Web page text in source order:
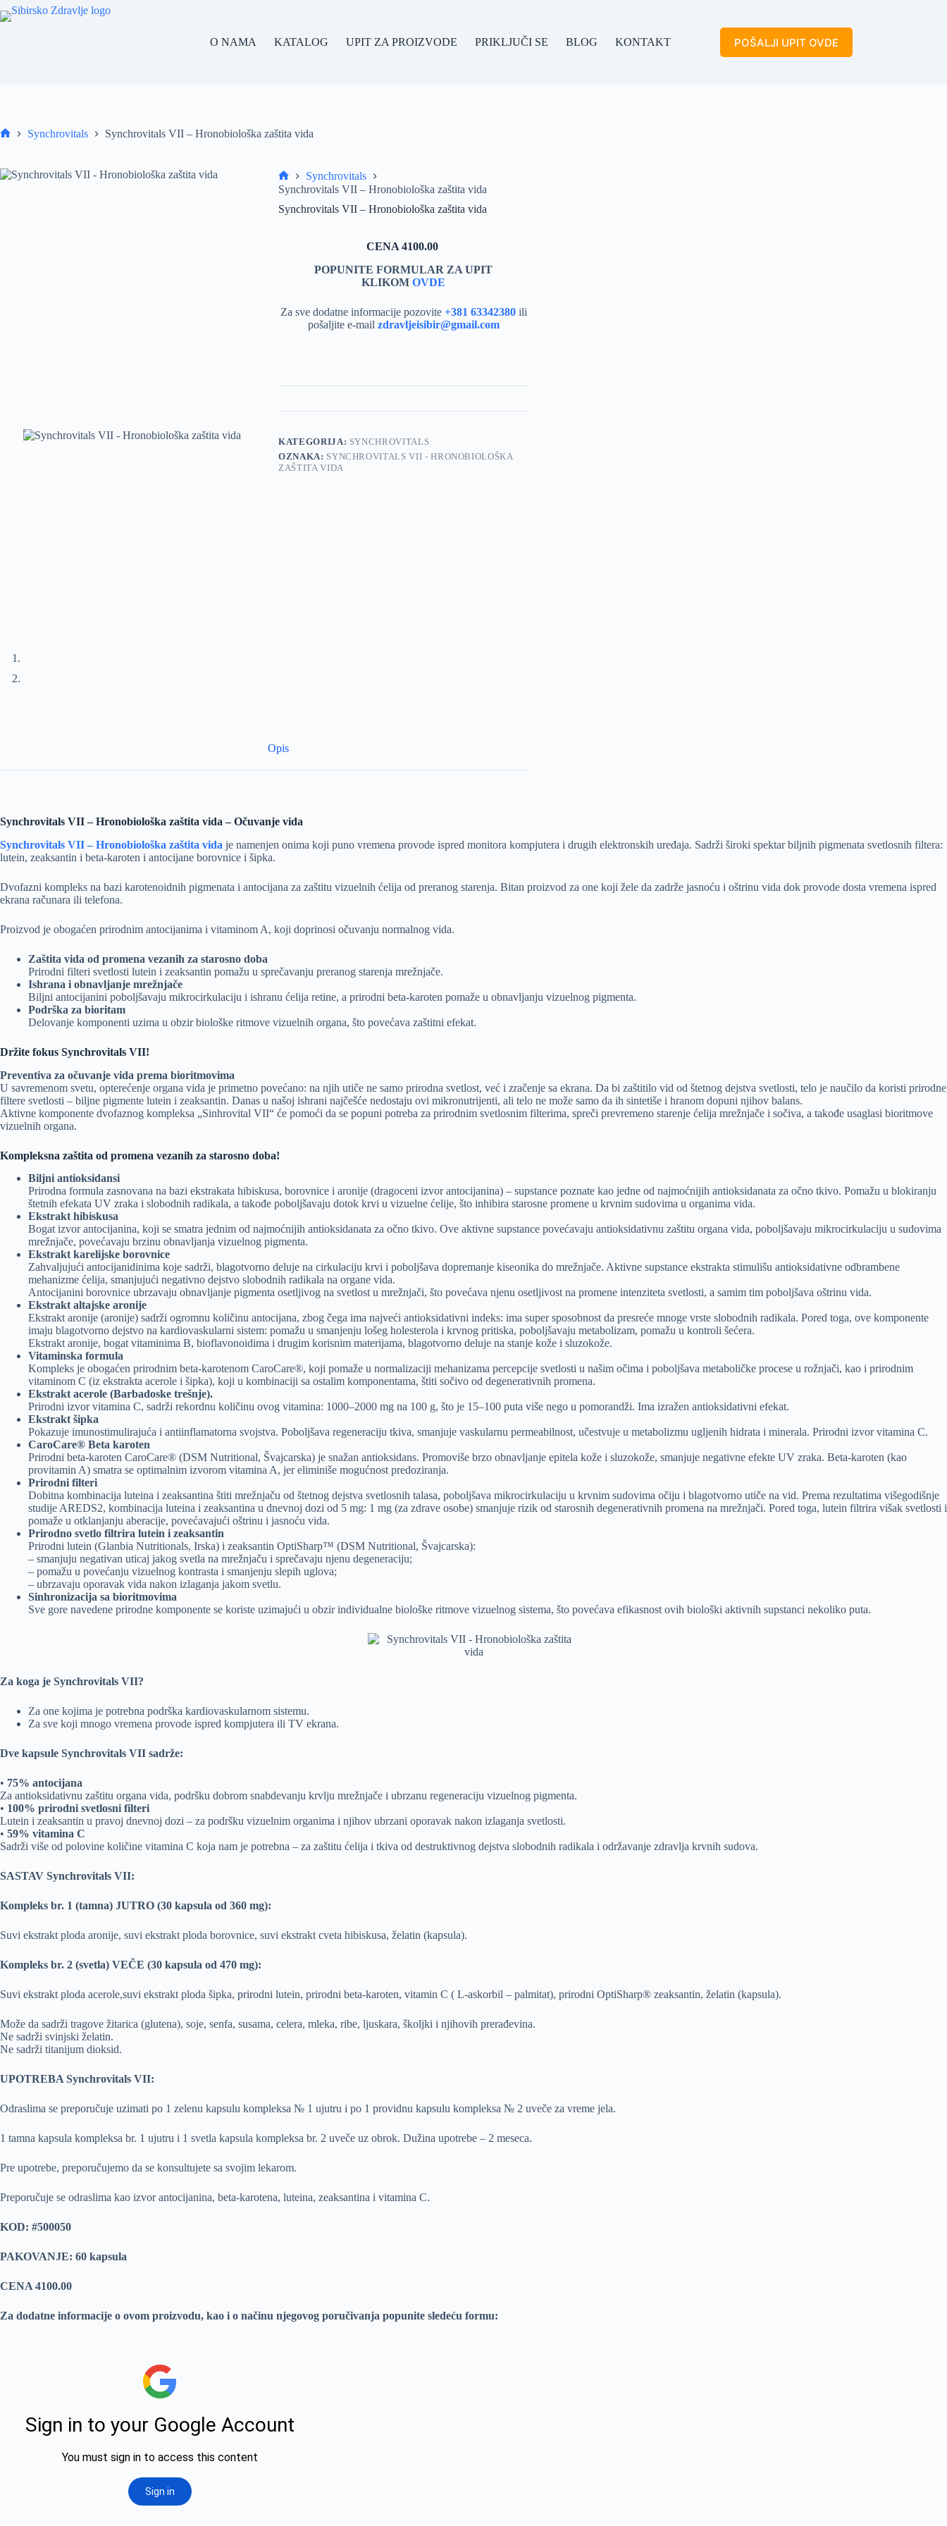
Skip
to
O NAMA
KATALOG UPIT ZA PROIZVODE PRIKLJUČI SE BLOG KONTAKT POŠALJI UPIT OVDE
Synchrovitals Synchrovitals VII – Hronobiološka zaštita vida
Home
Synchrovitals
Synchrovitals VII – Hronobiološka zaštita vida
Synchrovitals VII – Hronobiološka zaštita vida
CENA 4100.00
POPUNITE FORMULAR ZA UPIT
KLIKOM OVDE
Za sve dodatne informacije pozovite +381 63342380 ili
pošaljite e-mail zdravljeisibir@gmail.com
KATEGORIJA: SYNCHROVITALS
OZNAKA: SYNCHROVITALS VII - HRONOBIOLOŠKA
ZAŠTITA VIDA
Opis
Synchrovitals VII – Hronobiološka zaštita vida – Očuvanje vida
Synchrovitals VII – Hronobiološka zaštita vida je namenjen onima koji puno vremena provode ispred monitora kompjutera i drugih elektronskih uređaja. Sadrži široki spektar biljnih pigmenata svetlosnih filtera:
lutein, zeaksantin i beta-karoten i antocijane borovnice i šipka.
Dvofazni kompleks na bazi karotenoidnih pigmenata i antocijana za zaštitu vizuelnih ćelija od preranog starenja. Bitan proizvod za one koji žele da zadrže jasnoću i oštrinu vida dok provode dosta vremena ispred
ekrana računara ili telefona.
Proizvod je obogaćen prirodnim antocijanima i vitaminom A, koji doprinosi očuvanju normalnog vida.
Zaštita vida od promena vezanih za starosno doba
Prirodni filteri svetlosti lutein i zeaksantin pomažu u sprečavanju preranog starenja mrežnjače.
Ishrana i obnavljanje mrežnjače
Biljni antocijanini poboljšavaju mikrocirkulaciju i ishranu ćelija retine, a prirodni beta-karoten pomaže u obnavljanju vizuelnog pigmenta.
Podrška za bioritam
Delovanje komponenti uzima u obzir biološke ritmove vizuelnih organa, što povećava zaštitni efekat.
Držite fokus Synchrovitals VII!
Preventiva za očuvanje vida prema bioritmovima
U savremenom svetu, opterećenje organa vida je primetno povećano: na njih utiče ne samo prirodna svetlost, već i zračenje sa ekrana. Da bi zaštitilo vid od štetnog dejstva svetlosti, telo je naučilo da koristi prirodne
filtere svetlosti – biljne pigmente lutein i zeaksantin. Danas u našoj ishrani najčešće nedostaju ovi mikronutrijenti, ali telo ne može samo da ih sintetiše i hranom dopuni njihov balans.
Aktivne komponente dvofaznog kompleksa „Sinhrovital VII“ će pomoći da se popuni potreba za prirodnim svetlosnim filterima, spreči prevremeno starenje ćelija mrežnjače i sočiva, a takođe usaglasi bioritmove
vizuelnih organa.
Kompleksna zaštita od promena vezanih za starosno doba!
Biljni antioksidansi
Prirodna formula zasnovana na bazi ekstrakata hibiskusa, borovnice i aronije (dragoceni izvor antocijanina) – supstance poznate kao jedne od najmoćnijih antioksidanata za očno tkivo. Pomažu u blokiranju
štetnih efekata UV zraka i slobodnih radikala, a takođe poboljšavaju dotok krvi u vizuelne ćelije, što inhibira starosne promene u krvnim sudovima u organima vida.
Ekstrakt hibiskusa
Bogat izvor antocijanina, koji se smatra jednim od najmoćnijih antioksidanata za očno tkivo. Ove aktivne supstance povećavaju antioksidativnu zaštitu organa vida, poboljšavaju mikrocirkulaciju u sudovima
mrežnjače, povećavaju brzinu obnavljanja vizuelnog pigmenta.
Ekstrakt karelijske borovnice
Zahvaljujući antocijanidinima koje sadrži, blagotvorno deluje na cirkulaciju krvi i poboljšava dopremanje kiseonika do mrežnjače. Aktivne supstance ekstrakta stimulišu antioksidativne odbrambene
mehanizme ćelija, smanjujući negativno dejstvo slobodnih radikala na organe vida.
Antocijanini borovnice ubrzavaju obnavljanje pigmenta osetljivog na svetlost u mrežnjači, što povećava njenu osetljivost na promene intenziteta svetlosti, a samim tim poboljšava oštrinu vida.
Ekstrakt altajske aronije
Ekstrakt aronije (aronije) sadrži ogromnu količinu antocijana, zbog čega ima najveći antioksidativni indeks: ima super sposobnost da presreće mnoge vrste slobodnih radikala. Pored toga, ove komponente
imaju blagotvorno dejstvo na kardiovaskularni sistem: pomažu u smanjenju lošeg holesterola i krvnog pritiska, poboljšavaju metabolizam, pomažu u kontroli šećera.
Ekstrakt aronije, bogat vitaminima B, bioflavonoidima i drugim korisnim materijama, blagotvorno deluje na stanje kože i sluzokože.
Vitaminska formula
Kompleks je obogaćen prirodnim beta-karotenom CaroCare®, koji pomaže u normalizaciji mehanizama percepcije svetlosti u našim očima i poboljšava metaboličke procese u rožnjači, kao i prirodnim
vitaminom C (iz ekstrakta acerole i šipka), koji u kombinaciji sa ostalim komponentama, štiti sočivo od degenerativnih promena.
Ekstrakt acerole (Barbadoske trešnje).
Prirodni izvor vitamina C, sadrži rekordnu količinu ovog vitamina: 1000–2000 mg na 100 g, što je 15–100 puta više nego u pomorandži. Ima izražen antioksidativni efekat.
Ekstrakt šipka
Pokazuje imunostimulirajuća i antiinflamatorna svojstva. Poboljšava regeneraciju tkiva, smanjuje vaskularnu permeabilnost, učestvuje u metabolizmu ugljenih hidrata i minerala. Prirodni izvor vitamina C.
CaroCare® Beta karoten
Prirodni beta-karoten CaroCare® (DSM Nutritional, Švajcarska) je snažan antioksidans. Promoviše brzo obnavljanje epitela kože i sluzokože, smanjuje negativne efekte UV zraka. Beta-karoten (kao
provitamin A) smatra se optimalnim izvorom vitamina A, jer eliminiše mogućnost predoziranja.
Prirodni filteri
Dobitna kombinacija luteina i zeaksantina štiti mrežnjaču od štetnog dejstva svetlosnih talasa, poboljšava mikrocirkulaciju u krvnim sudovima očiju i blagotvorno utiče na vid. Prema rezultatima višegodišnje
studije AREDS2, kombinacija luteina i zeaksantina u dnevnoj dozi od 5 mg: 1 mg (za zdrave osobe) smanjuje rizik od starosnih degenerativnih promena na mrežnjači. Pored toga, lutein filtrira višak svetlosti i
pomaže u otklanjanju aberacije, povećavajući oštrinu i jasnoću vida.
Prirodno svetlo filtrira lutein i zeaksantin
Prirodni lutein (Glanbia Nutritionals, Irska) i zeaksantin OptiSharp™ (DSM Nutritional, Švajcarska):
– smanjuju negativan uticaj jakog svetla na mrežnjaču i sprečavaju njenu degeneraciju;
– pomažu u povećanju vizuelnog kontrasta i smanjenju slepih uglova;
– ubrzavaju oporavak vida nakon izlaganja jakom svetlu.
Sinhronizacija sa bioritmovima
Sve gore navedene prirodne komponente se koriste uzimajući u obzir individualne biološke ritmove vizuelnog sistema, što povećava efikasnost ovih biološki aktivnih supstanci nekoliko puta.
Za koga je Synchrovitals VII?
Za one kojima je potrebna podrška kardiovaskularnom sistemu.
Za sve koji mnogo vremena provode ispred kompjutera ili TV ekrana.
Dve kapsule Synchrovitals VII sadrže:
• 75% antocijana
Za antioksidativnu zaštitu organa vida, podršku dobrom snabdevanju krvlju mrežnjače i ubrzanu regeneraciju vizuelnog pigmenta.
• 100% prirodni svetlosni filteri
Lutein i zeaksantin u pravoj dnevnoj dozi – za podršku vizuelnim organima i njihov ubrzani oporavak nakon izlaganja svetlosti.
• 59% vitamina C
Sadrži više od polovine količine vitamina C koja nam je potrebna – za zaštitu ćelija i tkiva od destruktivnog dejstva slobodnih radikala i održavanje zdravlja krvnih sudova.
SASTAV Synchrovitals VII:
Kompleks br. 1 (tamna) JUTRO (30 kapsula od 360 mg):
Suvi ekstrakt ploda aronije, suvi ekstrakt ploda borovnice, suvi ekstrakt cveta hibiskusa, želatin (kapsula).
Kompleks br. 2 (svetla) VEČE (30 kapsula od 470 mg):
Suvi ekstrakt ploda acerole,suvi ekstrakt ploda šipka, prirodni lutein, prirodni beta-karoten, vitamin C ( L-askorbil – palmitat), prirodni OptiSharp® zeaksantin, želatin (kapsula).
Može da sadrži tragove žitarica (glutena), soje, senfa, susama, celera, mleka, ribe, ljuskara, školjki i njihovih prerađevina.
Ne sadrži svinjski želatin.
Ne sadrži titanijum dioksid.
UPOTREBA Synchrovitals VII:
Odraslima se preporučuje uzimati po 1 zelenu kapsulu kompleksa № 1 ujutru i po 1 providnu kapsulu kompleksa № 2 uveče za vreme jela.
1 tamna kapsula kompleksa br. 1 ujutru i 1 svetla kapsula kompleksa br. 2 uveče uz obrok. Dužina upotrebe – 2 meseca.
Pre upotrebe, preporučujemo da se konsultujete sa svojim lekarom.
Preporučuje se odraslima kao izvor antocijanina, beta-karotena, luteina, zeaksantina i vitamina C.
KOD: #500050
PAKOVANJE: 60 kapsula
CENA 4100.00
Za dodatne informacije o ovom proizvodu, kao i o načinu njegovog poručivanja popunite sledeću formu: